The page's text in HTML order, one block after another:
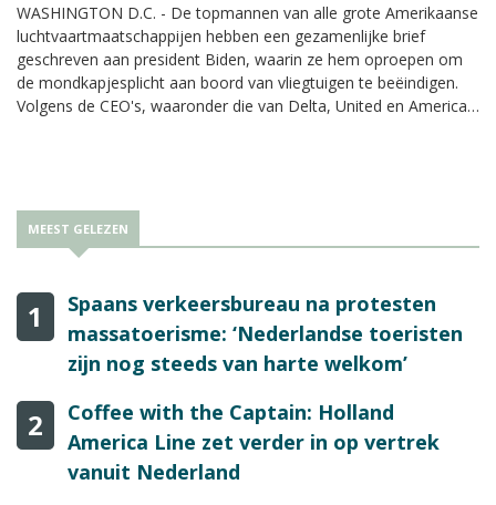
WASHINGTON D.C. - De topmannen van alle grote Amerikaanse
luchtvaartmaatschappijen hebben een gezamenlijke brief
geschreven aan president Biden, waarin ze hem oproepen om
de mondkapjesplicht aan boord van vliegtuigen te beëindigen.
Volgens de CEO's, waaronder die van Delta, United en American
MEEST GELEZEN
1
Spaans verkeersbureau na protesten
massatoerisme: ‘Nederlandse toeristen
zijn nog steeds van harte welkom’
2
Coffee with the Captain: Holland
America Line zet verder in op vertrek
vanuit Nederland